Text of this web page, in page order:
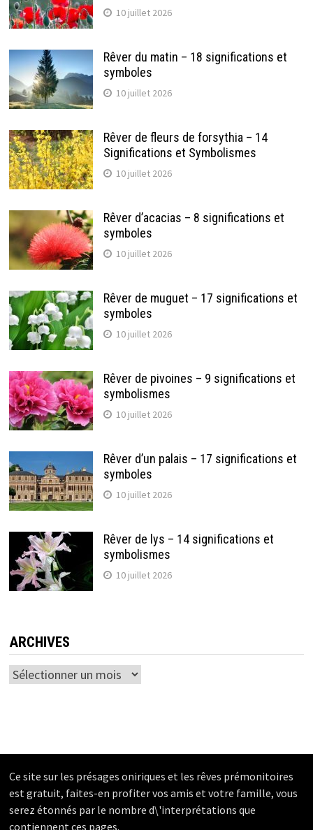
10 juillet 2026
Rêver du matin – 18 significations et
symboles
10 juillet 2026
Rêver de fleurs de forsythia – 14
Significations et Symbolismes
10 juillet 2026
Rêver d’acacias – 8 significations et
symboles
10 juillet 2026
Rêver de muguet – 17 significations et
symboles
10 juillet 2026
Rêver de pivoines – 9 significations et
symbolismes
10 juillet 2026
Rêver d’un palais – 17 significations et
symboles
10 juillet 2026
Rêver de lys – 14 significations et
symbolismes
10 juillet 2026
ARCHIVES
Archives
Ce site sur les présages oniriques et les rêves prémonitoires
est gratuit, faites-en profiter vos amis et votre famille, vous
serez étonnés par le nombre d\'interprétations que
contiennent ces pages.